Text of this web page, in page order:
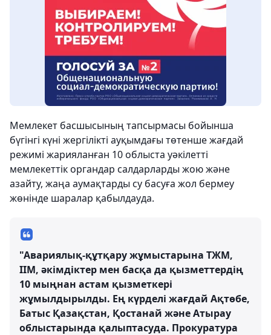
Мемлекет басшысының тапсырмасы бойынша
бүгінгі күні жергілікті ауқымдағы төтенше жағдай
режимі жарияланған 10 облыста уәкілетті
мемлекеттік органдар салдарларды жою және
азайту, жаңа аумақтарды су басуға жол бермеу
жөнінде шаралар қабылдауда.
"Авариялық-құтқару жұмыстарына ТЖМ,
ІІМ, әкімдіктер мен басқа да қызметтердің
10 мыңнан астам қызметкері
жұмылдырылды. Ең күрделі жағдай Ақтөбе,
Батыс Қазақстан, Қостанай және Атырау
облыстарында қалыптасуда. Прокуратура